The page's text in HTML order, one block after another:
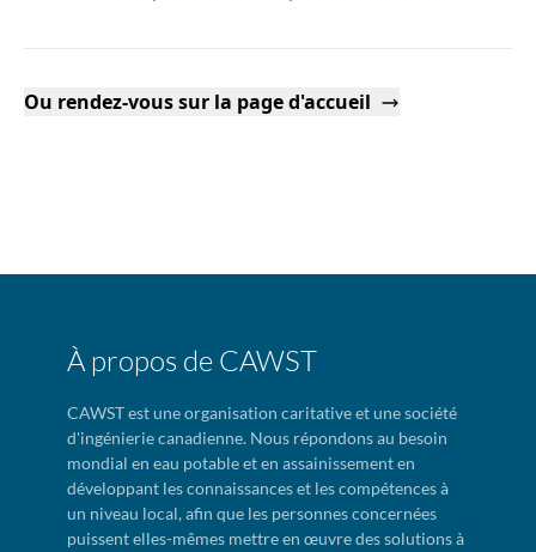
Ou rendez-vous sur la page d'accueil
À propos de CAWST
CAWST est une organisation caritative et une société
d'ingénierie canadienne. Nous répondons au besoin
mondial en eau potable et en assainissement en
développant les connaissances et les compétences à
un niveau local, afin que les personnes concernées
puissent elles-mêmes mettre en œuvre des solutions à